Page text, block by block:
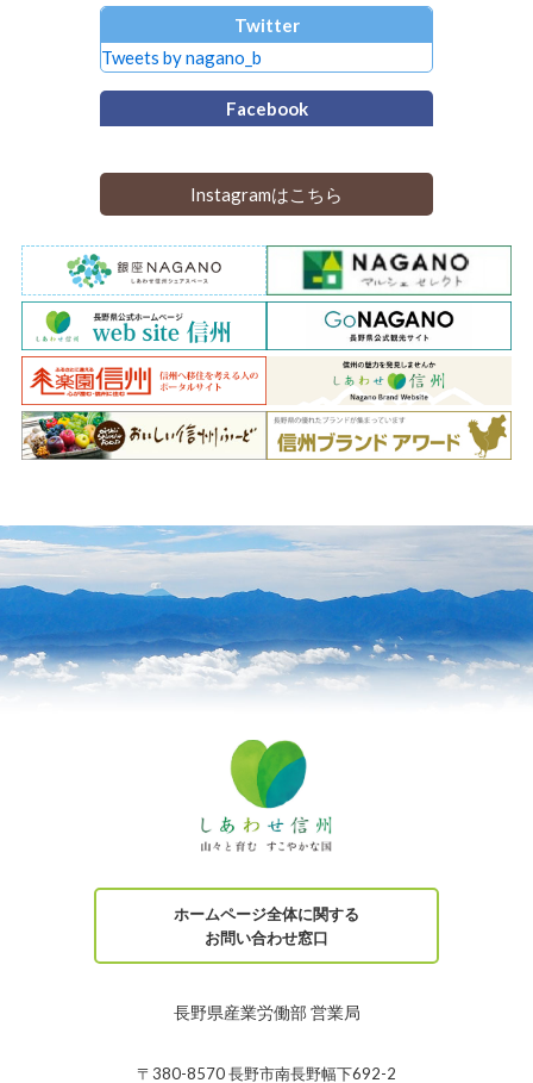
Twitter
Tweets by nagano_b
Facebook
Instagramはこちら
ホームページ全体に関する
お問い合わせ窓口
長野県産業労働部 営業局
〒380-8570 長野市南長野幅下692-2